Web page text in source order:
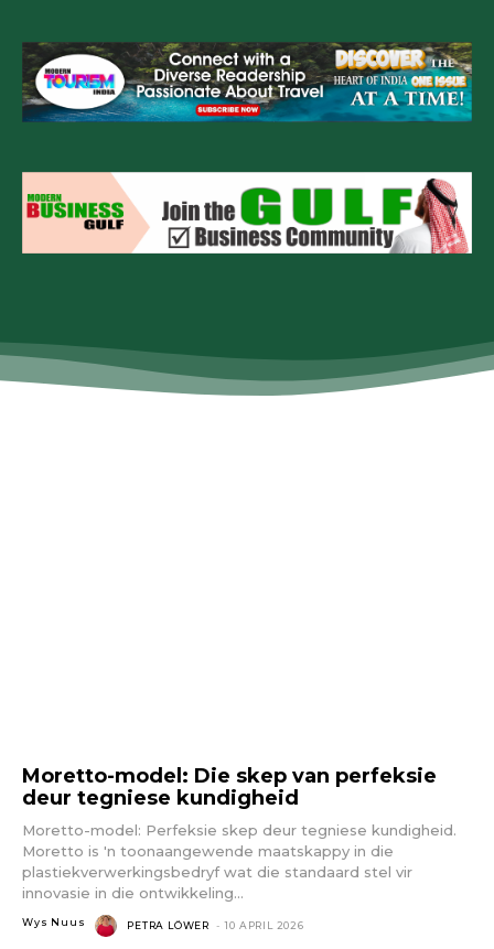
Moretto-model: Die skep van perfeksie
deur tegniese kundigheid
Moretto-model: Perfeksie skep deur tegniese kundigheid.
Moretto is 'n toonaangewende maatskappy in die
plastiekverwerkingsbedryf wat die standaard stel vir
innovasie in die ontwikkeling...
Wys Nuus PETRA LÖWER - 10 APRIL 2026